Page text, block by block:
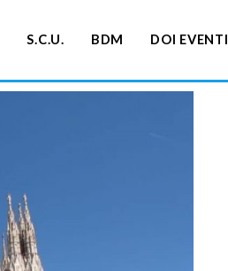
S.C.U. BDM DOI EVENTI